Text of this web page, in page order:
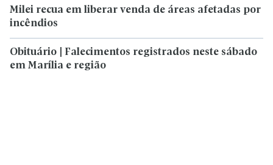
Milei recua em liberar venda de áreas afetadas por
incêndios
Obituário | Falecimentos registrados neste sábado
em Marília e região